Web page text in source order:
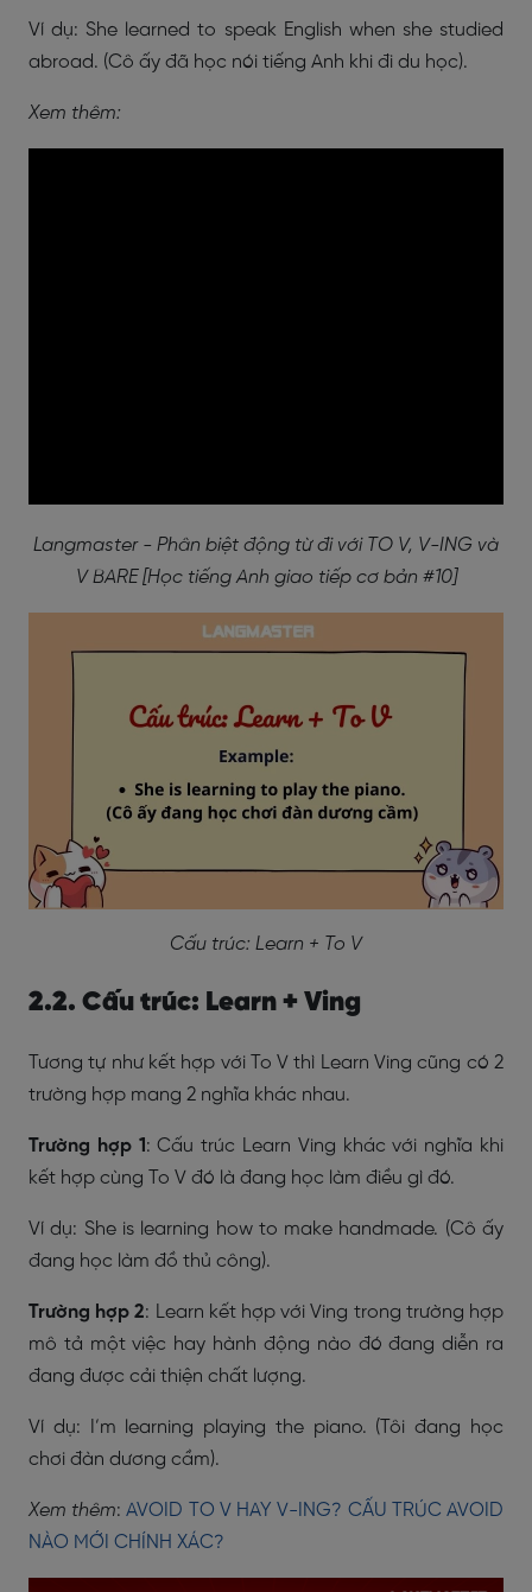
Ví dụ: She learned to speak English when she studied
abroad. (Cô ấy đã học nói tiếng Anh khi đi du học).
Xem thêm:
Langmaster - Phân biệt động từ đi với TO V, V-ING và
V BARE [Học tiếng Anh giao tiếp cơ bản #10]
Cấu trúc: Learn + To V
2.2. Cấu trúc: Learn + Ving
Tương tự như kết hợp với To V thì Learn Ving cũng có 2
trường hợp mang 2 nghĩa khác nhau.
Trường hợp 1 : Cấu trúc Learn Ving khác với nghĩa khi
kết hợp cùng To V đó là đang học làm điều gì đó.
Ví dụ: She is learning how to make handmade. (Cô ấy
đang học làm đồ thủ công).
Trường hợp 2: Learn kết hợp với Ving trong trường hợp
mô tả một việc hay hành động nào đó đang diễn ra
đang được cải thiện chất lượng.
Ví dụ: I’m learning playing the piano. (Tôi đang học
chơi đàn dương cầm).
Xem thêm:AVOID TO V HAY V-ING? CẤU TRÚC AVOID
NÀO MỚI CHÍNH XÁC?